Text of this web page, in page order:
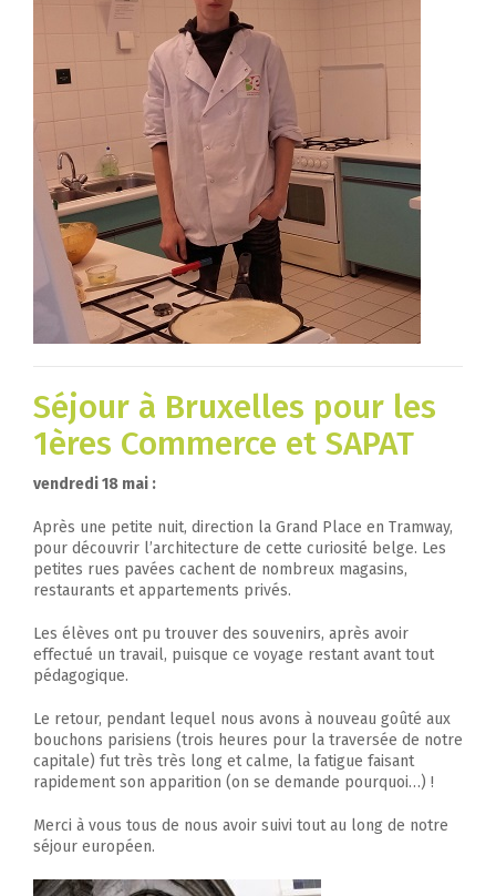
Séjour à Bruxelles pour les
1ères Commerce et SAPAT
vendredi 18 mai :
Après une petite nuit, direction la Grand Place en Tramway,
pour découvrir l’architecture de cette curiosité belge. Les
petites rues pavées cachent de nombreux magasins,
restaurants et appartements privés.
Les élèves ont pu trouver des souvenirs, après avoir
effectué un travail, puisque ce voyage restant avant tout
pédagogique.
Le retour, pendant lequel nous avons à nouveau goûté aux
bouchons parisiens (trois heures pour la traversée de notre
capitale) fut très très long et calme, la fatigue faisant
rapidement son apparition (on se demande pourquoi…) !
Merci à vous tous de nous avoir suivi tout au long de notre
séjour européen.